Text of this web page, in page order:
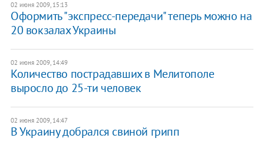
02 июня 2009, 15:13
Оформить "экспресс-передачи" теперь можно на
20 вокзалах Украины
02 июня 2009, 14:49
Количество пострадавших в Мелитополе
выросло до 25-ти человек
02 июня 2009, 14:47
В Украину добрался свиной грипп